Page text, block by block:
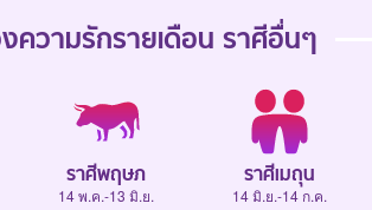
ความรักรายเดือน ราศีอื่นๆ
ราศีพฤษภ
14 พ.ค.-13 มิ.ย.
ราศีเมถุน
14 มิ.ย.-14 ก.ค.